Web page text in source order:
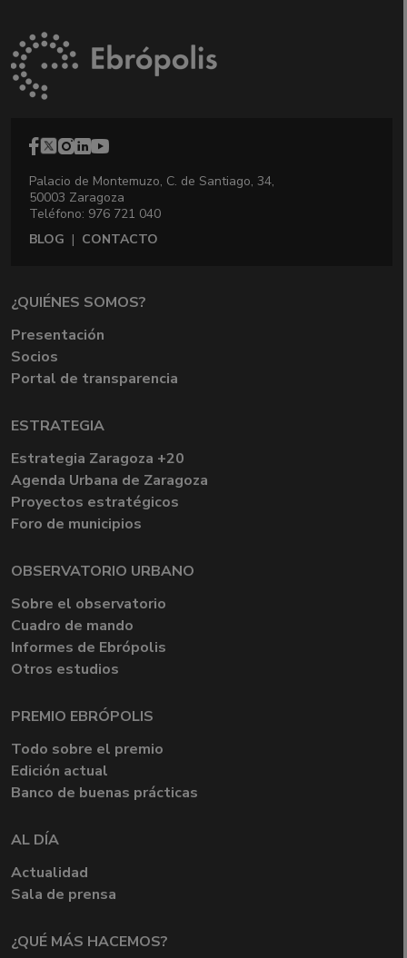
Palacio de Montemuzo, C. de Santiago, 34,
50003 Zaragoza
Teléfono: 976 721 040
BLOG | CONTACTO
¿QUIÉNES SOMOS?
Presentación
Socios
Portal de transparencia
ESTRATEGIA
Estrategia Zaragoza +20
Agenda Urbana de Zaragoza
Proyectos estratégicos
Foro de municipios
OBSERVATORIO URBANO
Sobre el observatorio
Cuadro de mando
Informes de Ebrópolis
Otros estudios
PREMIO EBRÓPOLIS
Todo sobre el premio
Edición actual
Banco de buenas prácticas
AL DÍA
Actualidad
Sala de prensa
¿QUÉ MÁS HACEMOS?